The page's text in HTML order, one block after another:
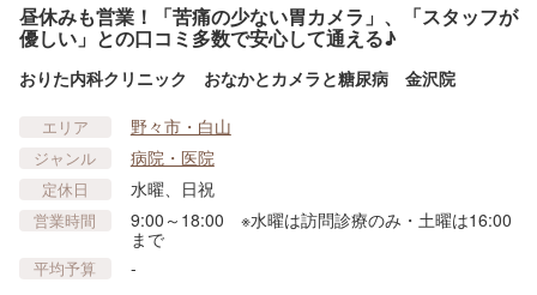
昼休みも営業！「苦痛の少ない胃カメラ」、「スタッフが
優しい」との口コミ多数で安心して通える♪
おりた内科クリニック おなかとカメラと糖尿病 金沢院
エリア 野々市・白山
ジャンル 病院・医院
定休日 水曜、日祝
営業時間
9:00～18:00 ※水曜は訪問診療のみ・土曜は16:00
まで
平均予算 -